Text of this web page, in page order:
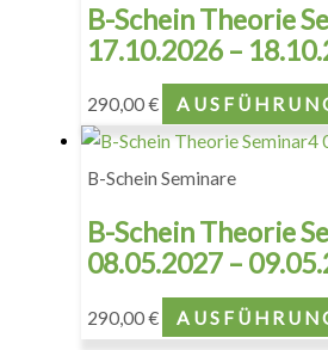
B-Schein Theorie
17.10.2026 –
290,00€
B-Schein Seminare
B-Schein Theorie
08.05.2027 –
290,00€